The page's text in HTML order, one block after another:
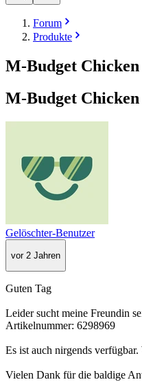
Forum
Produkte
M-Budget
M-Budget
Gelöschter-Benutzer
vor 2 Jahren
Guten Tag
Leider sucht meine Freundin
Artikelnummer: 6298969
Es ist auch nirgends
Vielen Dank für die baldige